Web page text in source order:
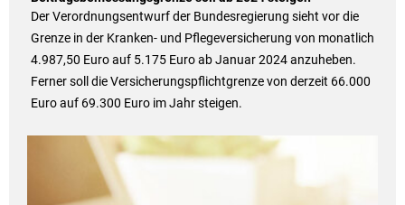
Der Verordnungsentwurf der Bundesregierung sieht vor die
Grenze in der Kranken- und Pflegeversicherung von monatlich
4.987,50 Euro auf 5.175 Euro ab Januar 2024 anzuheben.
Ferner soll die Versicherungspflichtgrenze von derzeit 66.000
Euro auf 69.300 Euro im Jahr steigen.